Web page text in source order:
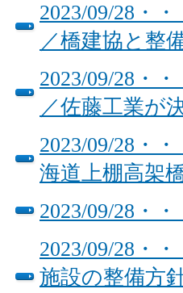
2023/09/28・
／橋建協と整
2023/09/28・
／佐藤工業が
2023/09/28・
海道上棚高架
2023/09/28・
2023/09/28・
施設の整備方